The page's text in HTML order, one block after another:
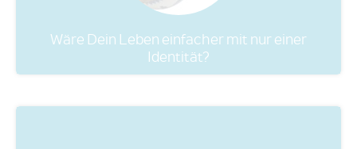
Wäre Dein Leben einfacher mit nur einer
Identität?